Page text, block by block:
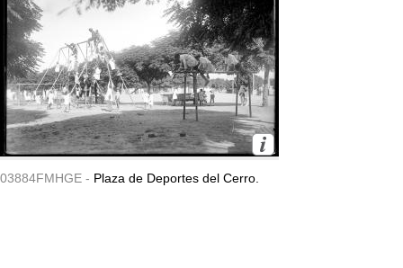
03884FMHGE - Plaza de Deportes del Cerro.